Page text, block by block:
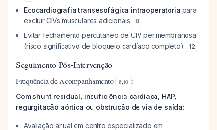
Ecocardiografia transesofágica intraoperatória para
excluir CIVs musculares adicionais
8
Evitar fechamento percutâneo de CIV perimembranosa
(risco significativo de bloqueio cardíaco completo)
12
Seguimento Pós-Intervenção
Frequência de Acompanhamento 8,10 :
Com shunt residual, insuficiência cardíaca, HAP,
regurgitação aórtica ou obstrução de via de saída:
Avaliação anual em centro especializado em